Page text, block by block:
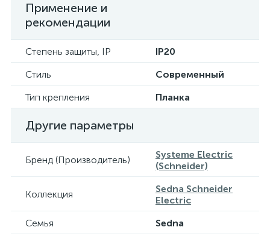
Применение и
рекомендации
Степень защиты, IP
IP20
Стиль
Современный
Тип крепления
Планка
Другие параметры
Бренд (Производитель)
Systeme Electric
(Schneider)
Коллекция
Sedna Schneider
Electric
Семья
Sedna